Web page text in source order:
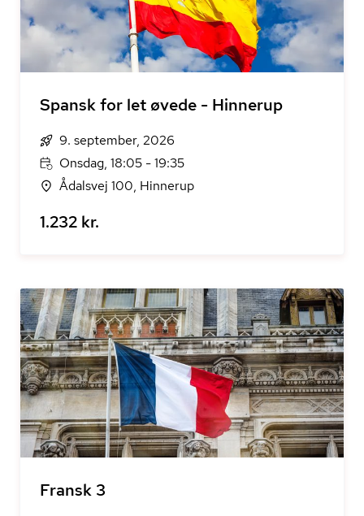
Spansk for let øvede - Hinnerup
9. september, 2026
Onsdag, 18:05 - 19:35
Ådalsvej 100, Hinnerup
1.232 kr.
Fransk 3